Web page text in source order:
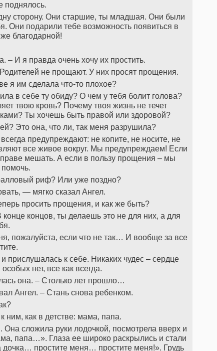
поднялось.
сторону. Они старшие, ты младшая. Они были
Они подарили тебе возможность появиться в
благодарной!
И я правда очень хочу их простить.
не прощают. У них просят прощения.
я им сделала что-то плохое?
в себе ту обиду? О чем у тебя болит голова?
твою кровь? Почему твоя жизнь не течет
Ты хочешь быть правой или здоровой?
Это она, что ли, так меня разрушила?
предупреждают: не копите, не носите, не
все живое вокруг. Мы предупреждаем! Если
мешать. А если в пользу прощения – мы
риф? Или уже поздно?
— мягко сказал Ангел.
просить прощения, и как же быть?
концов, ты делаешь это не для них, а для
пожалуйста, если что не так… И вообще за все
прислушалась к себе. Никаких чудес – сердце
нет, все как всегда.
она. – Столько лет прошло…
Ангел. – Стань снова ребенком.
ним, как в детстве: мама, папа.
сложила руки лодочкой, посмотрела вверх и
папа…». Глаза ее широко раскрылись и стали
простите меня… простите меня!». Грудь